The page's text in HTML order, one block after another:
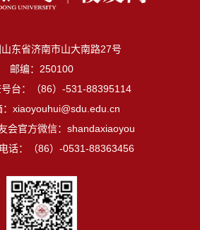
东省济南市山大南路27号
邮编：250100
台：（86）-531-88395114
：xiaoyouhui@sdu.edu.cn
会官方微信：shandaxiaoyou
话：（86）-0531-88363456